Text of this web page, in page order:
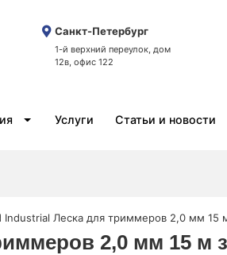
Санкт-Петербург
1-й верхний переулок, дом
12в, офис 122
Услуги Статьи и новости
Industrial Леска для триммеров 2,0 мм 15
2,0 мм 15 м